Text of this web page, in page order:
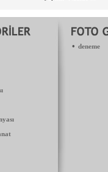
• deneme